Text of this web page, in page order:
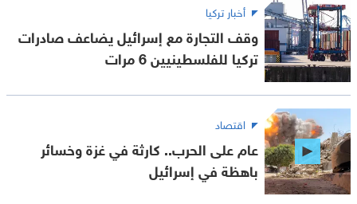
أخبار تركيا
وقف التجارة مع إسرائيل يضاعف صادرات
تركيا للفلسطينيين 6 مرات
اقتصاد
عام على الحرب.. كارثة في غزة وخسائر
باهظة في إسرائيل